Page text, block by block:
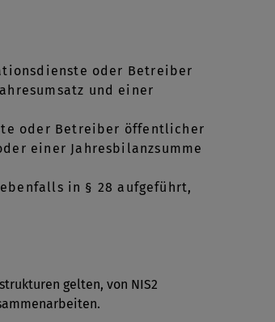
oder Betreiber
und einer
oder Betreiber öffentlicher
einer Jahresbilanzsumme
in § 28 aufgeführt,
gelten, von NIS2